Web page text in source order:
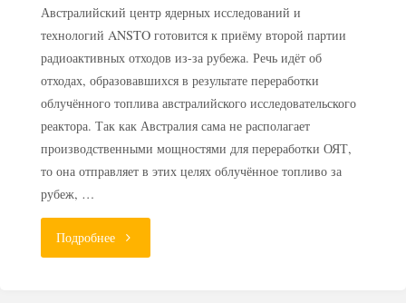
Австралийский центр ядерных исследований и
технологий ANSTO готовится к приёму второй партии
радиоактивных отходов из-за рубежа. Речь идёт об
отходах, образовавшихся в результате переработки
облучённого топлива австралийского исследовательского
реактора. Так как Австралия сама не располагает
производственными мощностями для переработки ОЯТ,
то она отправляет в этих целях облучённое топливо за
рубеж, …
Подробнее"Австралия